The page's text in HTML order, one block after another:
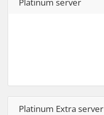
Platinum Extra server